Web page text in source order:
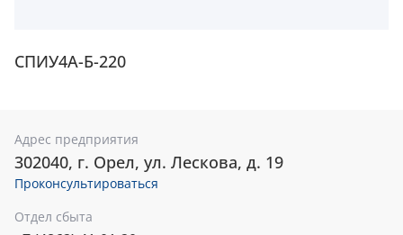
СПИУ4А-Б-220
Адрес предприятия
302040, г. Орел, ул. Лескова, д. 19
Проконсультироваться
Отдел сбыта